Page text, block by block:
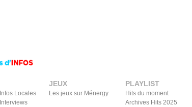
Locales
JEUX
Les jeux sur Ménergy
PLAYLIST
Hits du moment
Archives Hits 2025